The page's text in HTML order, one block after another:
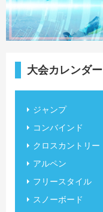
大会カレンダー
ジャンプ
コンバインド
クロスカントリー
アルペン
フリースタイル
スノーボード